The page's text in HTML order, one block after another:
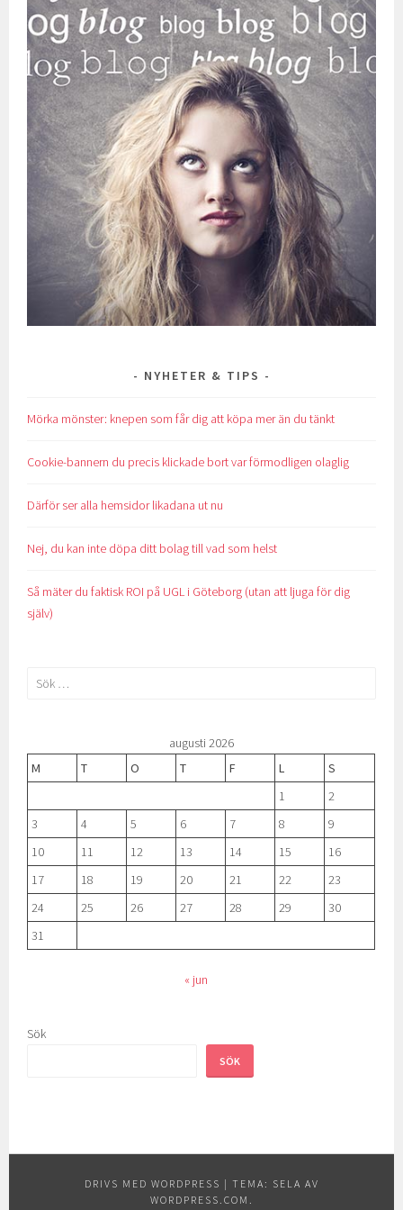
NYHETER & TIPS
Mörka mönster: knepen som får dig att köpa mer än du tänkt
Cookie-bannern du precis klickade bort var förmodligen olaglig
Därför ser alla hemsidor likadana ut nu
Nej, du kan inte döpa ditt bolag till vad som helst
Så mäter du faktisk ROI på UGL i Göteborg (utan att ljuga för dig
själv)
Sök
augusti 2026
M
T O T F L
S
1
2
3
4 5 6 7 8
9
10
11 12 13 14 15
16
17
18 19 20 21 22
23
24
25 26 27 28 29
30
31
« jun
Sök
SÖK
DRIVS MED WORDPRESS | TEMA: SELA AV
WORDPRESS.COM .